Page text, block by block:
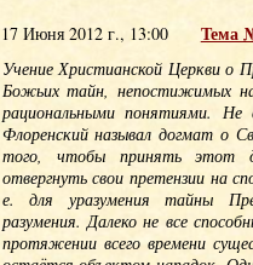
17 Июня 2012 г., 13:00
Тема
Учение Христианской Церкви о
Божьих тайн, непостижимых
рациональными понятиями. Не
Флоренский называл догмат о
того, чтобы принять этот
отвергнуть свои претензии на
е. для уразумения тайны
разумения. Далеко не все
протяжении всего времени